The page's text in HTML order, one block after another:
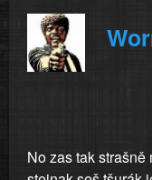
No zas tak